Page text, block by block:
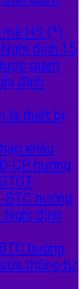
HS (*)
định 15
giảm
định
là thiết bị
khẩu
CP hướng
hướng
Nghị định
hướng
thông tư